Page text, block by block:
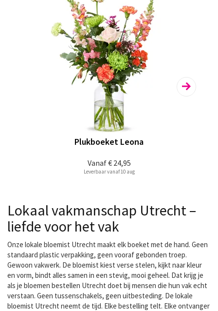
Vanaf€ 24,95
Plukboeket Leona
Leverbaar vanaf 10 aug
Lokaal vakmanschap Utrecht –
liefde voor het vak
Onze lokale bloemist Utrecht maakt elk boeket met de hand. Geen
standaard plastic verpakking, geen vooraf gebonden troep.
Gewoon vakwerk. De bloemist kiest verse stelen, kijkt naar kleur
en vorm, bindt alles samen in een stevig, mooi geheel. Dat krijg je
als je bloemen bestellen Utrecht doet bij mensen die hun vak echt
verstaan. Geen tussenschakels, geen uitbesteding. De lokale
bloemist Utrecht neemt de tijd. Elke bestelling telt. Elke ontvanger